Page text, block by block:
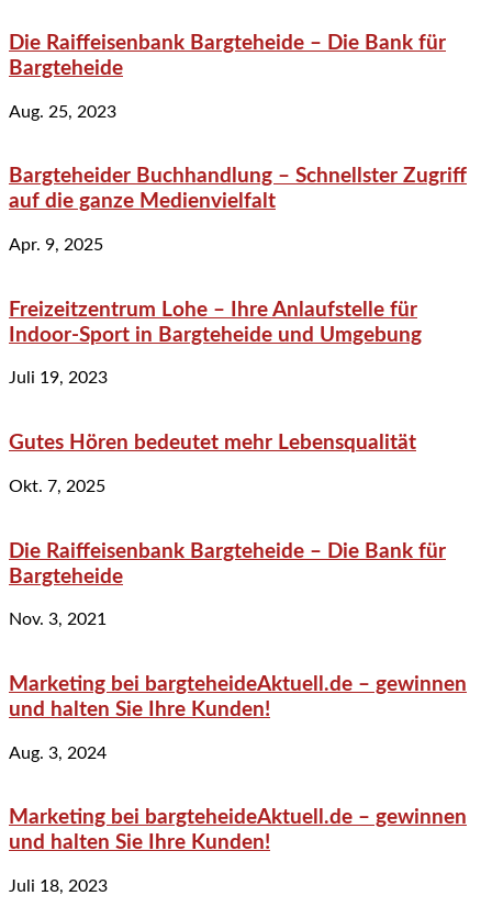
Die Raiffeisenbank Bargteheide – Die Bank für
Bargteheide
Aug. 25, 2023
Bargteheider Buchhandlung – Schnellster Zugriff
auf die ganze Medienvielfalt
Apr. 9, 2025
Freizeitzentrum Lohe – Ihre Anlaufstelle für
Indoor-Sport in Bargteheide und Umgebung
Juli 19, 2023
Gutes Hören bedeutet mehr Lebensqualität
Okt. 7, 2025
Die Raiffeisenbank Bargteheide – Die Bank für
Bargteheide
Nov. 3, 2021
Marketing bei bargteheideAktuell.de – gewinnen
und halten Sie Ihre Kunden!
Aug. 3, 2024
Marketing bei bargteheideAktuell.de – gewinnen
und halten Sie Ihre Kunden!
Juli 18, 2023